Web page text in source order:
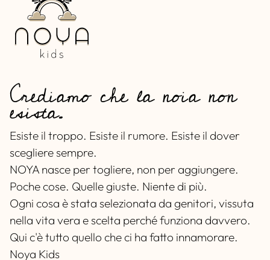
Crediamo che la noia non
esista.
Esiste il troppo. Esiste il rumore. Esiste il dover
scegliere sempre.
NOYA nasce per togliere, non per aggiungere.
Poche cose. Quelle giuste. Niente di più.
Ogni cosa è stata selezionata da genitori, vissuta
nella vita vera e scelta perché funziona davvero.
Qui c'è tutto quello che ci ha fatto innamorare.
Noya Kids